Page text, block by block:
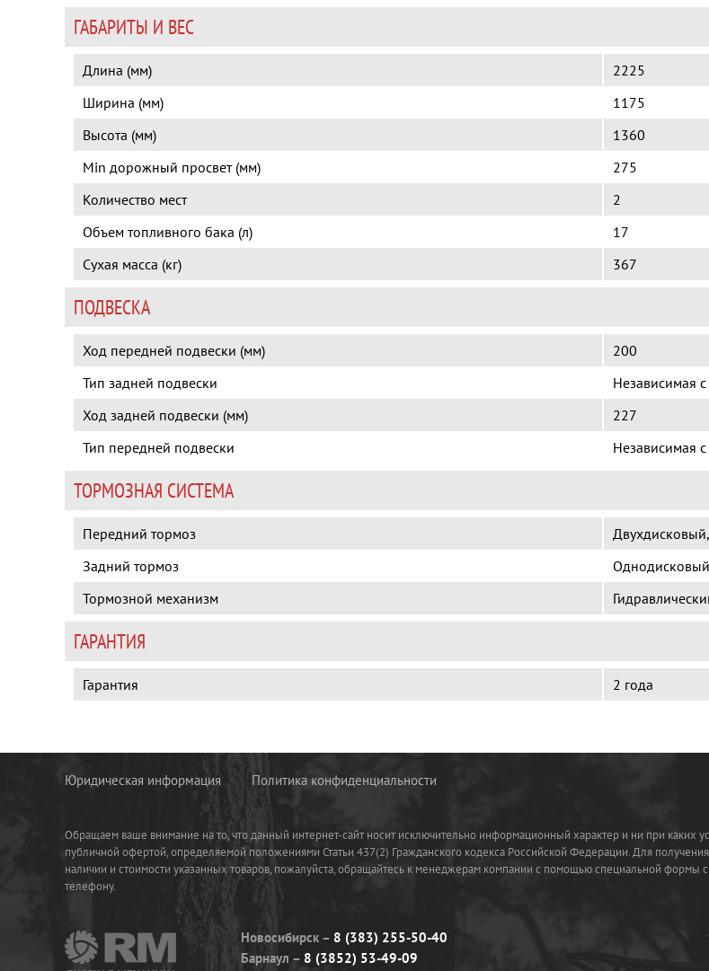
ГАБАРИТЫ И ВЕС
Длина (мм)
2225
Ширина (мм)
1175
Высота (мм)
1360
Min дорожный просвет (мм)
275
Количество мест
2
Объем топливного бака (л)
17
Сухая масса (кг)
367
ПОДВЕСКА
Ход передней подвески (мм)
200
Тип задней подвески
Независимая
Ход задней подвески (мм)
227
Тип передней подвески
Независимая
ТОРМОЗНАЯ СИСТЕМА
Передний тормоз
Задний тормоз
Тормозной механизм
ГАРАНТИЯ
Гарантия 2 года
Юридическая информация Политика конфиденциальности
Обращаем ваше внимание на то, что данный интернет-сайт носит исключительно информационный характер и ни при каких
публичной офертой, определяемой положениями Статьи 437(2) Гражданского кодекса Российской Федерации. Для
наличии и стоимости указанных товаров, пожалуйста, обращайтесь к менеджерам компании с помощью специальной формы
телефону.
Новосибирск
8 (383) 255-50-40
Барнаул
8 (3852) 53-49-09